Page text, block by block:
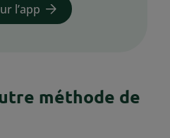
l’app
méthode de